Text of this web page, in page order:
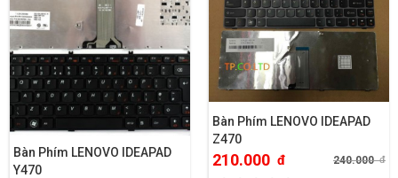
Bàn Phím LENOVO IDEAPAD
Y470
Bàn Phím LENOVO IDEAPAD
Z470
210.000 đ 240.000đ